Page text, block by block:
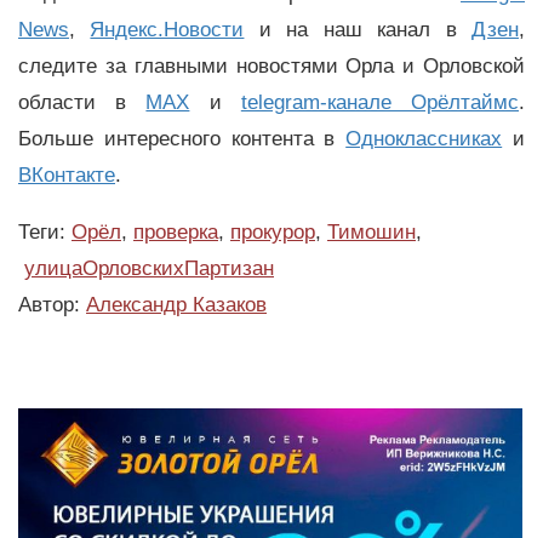
News, Яндекс.Новости и на наш канал вДзен,
следите за главными новостями Орла и Орловской
области в MAX и telegram-канале Орёлтаймс.
Больше интересного контента вОдноклассниках и
ВКонтакте.
Теги: Орёл, проверка, прокурор, Тимошин,
улицаОрловскихПартизан
Автор: Александр Казаков